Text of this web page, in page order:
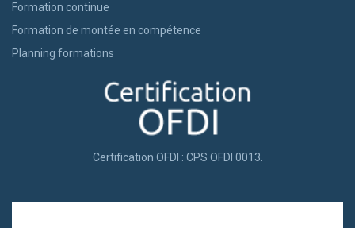
Formation continue
Formation de montée en compétence
Planning formations
Certification OFDI : CPS OFDI 0013.